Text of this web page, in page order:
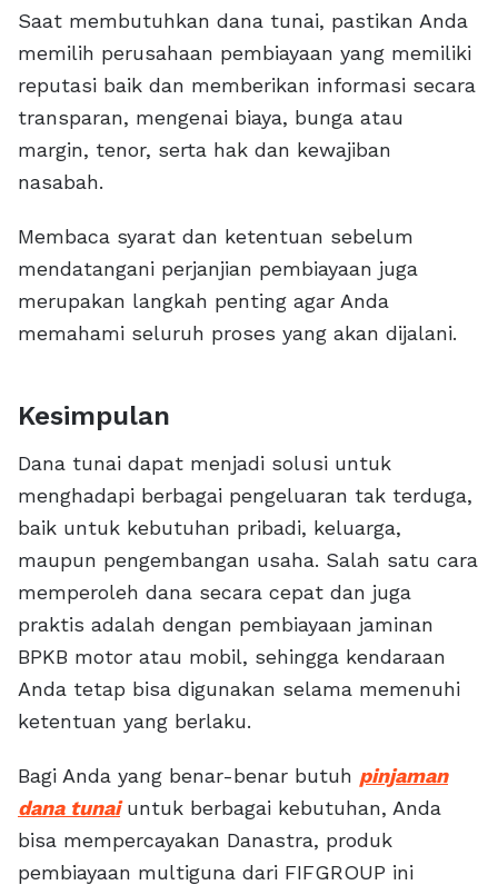
Saat membutuhkan dana tunai, pastikan Anda
memilih perusahaan pembiayaan yang memiliki
reputasi baik dan memberikan informasi secara
transparan, mengenai biaya, bunga atau
margin, tenor, serta hak dan kewajiban
nasabah.
Membaca syarat dan ketentuan sebelum
mendatangani perjanjian pembiayaan juga
merupakan langkah penting agar Anda
memahami seluruh proses yang akan dijalani.
Kesimpulan
Dana tunai dapat menjadi solusi untuk
menghadapi berbagai pengeluaran tak terduga,
baik untuk kebutuhan pribadi, keluarga,
maupun pengembangan usaha. Salah satu cara
memperoleh dana secara cepat dan juga
praktis adalah dengan pembiayaan jaminan
BPKB motor atau mobil, sehingga kendaraan
Anda tetap bisa digunakan selama memenuhi
ketentuan yang berlaku.
Bagi Anda yang benar-benar butuh pinjaman
dana tunaiuntuk berbagai kebutuhan, Anda
bisa mempercayakan Danastra, produk
pembiayaan multiguna dari FIFGROUP ini